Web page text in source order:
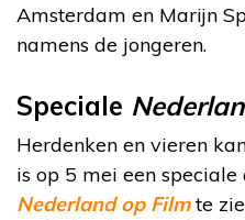
Amsterdam en Marijn
namens de jongeren.
Speciale
Herdenken en vieren
is op 5 mei een
Nederland op Filmte